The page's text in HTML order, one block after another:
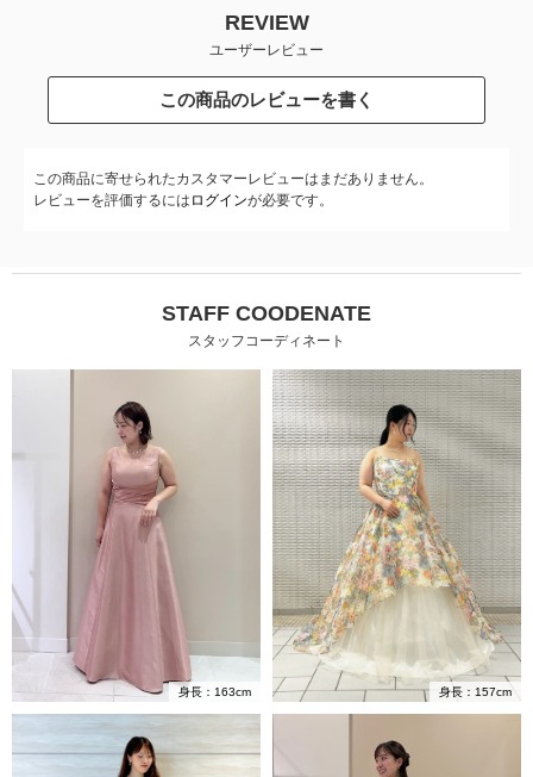
REVIEW
ユーザーレビュー
この商品のレビューを書く
この商品に寄せられたカスタマーレビューはまだありません。
レビューを評価するには ログインが必要です。
STAFF COODENATE
スタッフコーディネート
身長：163cm 身長：157cm